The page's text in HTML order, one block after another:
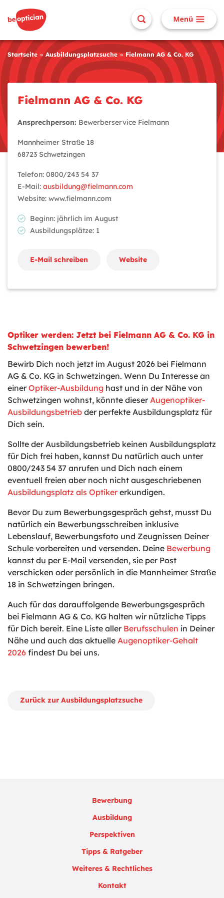
Startseite Ausbildungsplatzsuche Fielmann AG & Co. KG
Fielmann AG & Co. KG
Ansprechperson: Bewerberservice Fielmann
Mannheimer Straße 18
68723 Schwetzingen
Telefon: 0800/243 54 37
E-Mail: ausbildung@fielmann.com
Website: www.fielmann.com
Beginn: jährlich im August
Ausbildungsplätze: 1
E-Mail schreiben Website
Optiker werden: Jetzt bei Fielmann AG & Co. KG in
Schwetzingen bewerben!
Bewirb Dich noch jetzt im August 2026 bei Fielmann
AG & Co. KG in Schwetzingen. Wenn Du Interesse an
einer Optiker-Ausbildung hast und in der Nähe von
Schwetzingen wohnst, könnte dieser Augenoptiker-
Ausbildungsbetrieb der perfekte Ausbildungsplatz für
Dich sein.
Sollte der Ausbildungsbetrieb keinen Ausbildungsplatz
für Dich frei haben, kannst Du natürlich auch unter
0800/243 54 37 anrufen und Dich nach einem
eventuell freien aber noch nicht ausgeschriebenen
Ausbildungsplatz als Optiker erkundigen.
Bevor Du zum Bewerbungsgespräch gehst, musst Du
natürlich ein Bewerbungsschreiben inklusive
Lebenslauf, Bewerbungsfoto und Zeugnissen Deiner
Schule vorbereiten und versenden. Deine Bewerbung
kannst du per E-Mail versenden, sie per Post
verschicken oder persönlich in die Mannheimer Straße
18 in Schwetzingen bringen.
Auch für das darauffolgende Bewerbungsgespräch
bei Fielmann AG & Co. KG halten wir nützliche Tipps
für Dich bereit. Eine Liste aller Berufsschulen in Deiner
Nähe und auch das aktuelle Augenoptiker-Gehalt
2026 findest Du bei uns.
Zurück zur Ausbildungsplatzsuche
Bewerbung
Ausbildung
Perspektiven
Tipps & Ratgeber
Weiteres & Rechtliches
Kontakt